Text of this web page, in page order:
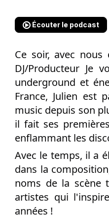
Écouter le podcast
Ce soir, avec nous
DJ/Producteur Je
underground et
France, Julien est
music depuis son
il fait ses
enflammant les
Avec le temps, il a
dans la
noms de la scène
artistes qui
années !